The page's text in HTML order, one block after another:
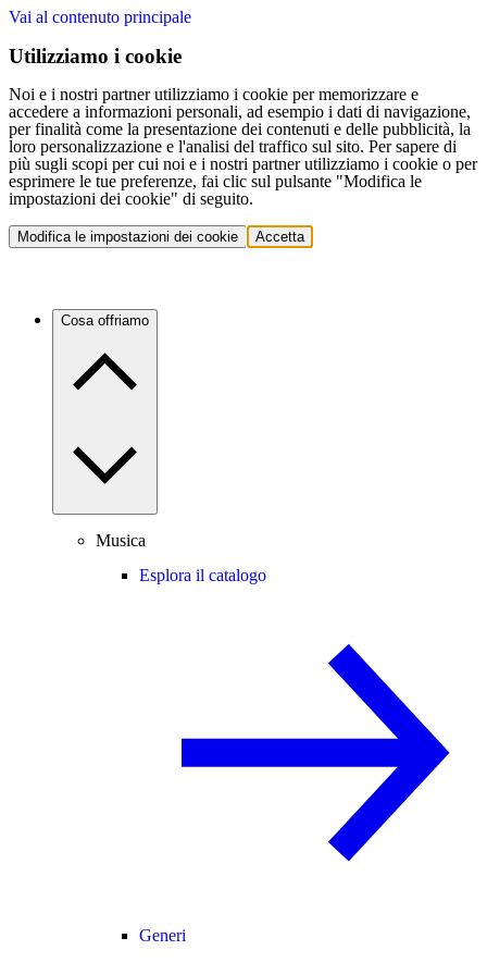
Vai al contenuto principale
Utilizziamo i cookie
Noi e i nostri partner utilizziamo i cookie per memorizzare e
accedere a informazioni personali, ad esempio i dati di navigazione,
per finalità come la presentazione dei contenuti e delle pubblicità, la
loro personalizzazione e l'analisi del traffico sul sito. Per sapere di
più sugli scopi per cui noi e i nostri partner utilizziamo i cookie o per
esprimere le tue preferenze, fai clic sul pulsante "Modifica le
impostazioni dei cookie" di seguito.
Modifica le impostazioni dei cookie Accetta
Cosa offriamo
Musica
Esplora il catalogo
Generi